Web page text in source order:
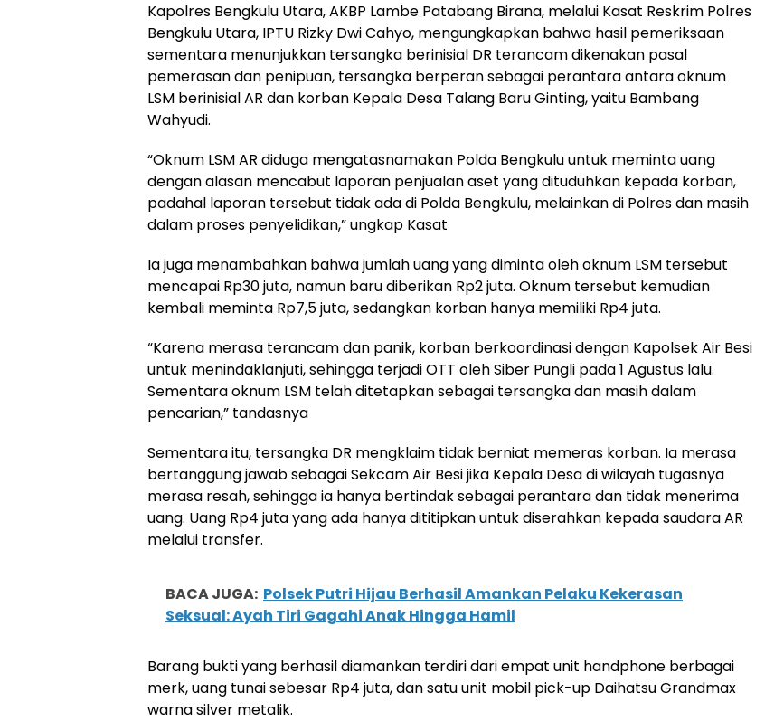
Kapolres Bengkulu Utara, AKBP Lambe Patabang Birana, melalui Kasat Reskrim Polres
Bengkulu Utara, IPTU Rizky Dwi Cahyo, mengungkapkan bahwa hasil pemeriksaan
sementara menunjukkan tersangka berinisial DR terancam dikenakan pasal
pemerasan dan penipuan, tersangka berperan sebagai perantara antara oknum
LSM berinisial AR dan korban Kepala Desa Talang Baru Ginting, yaitu Bambang
Wahyudi.
“Oknum LSM AR diduga mengatasnamakan Polda Bengkulu untuk meminta uang
dengan alasan mencabut laporan penjualan aset yang dituduhkan kepada korban,
padahal laporan tersebut tidak ada di Polda Bengkulu, melainkan di Polres dan masih
dalam proses penyelidikan,” ungkap Kasat
Ia juga menambahkan bahwa jumlah uang yang diminta oleh oknum LSM tersebut
mencapai Rp30 juta, namun baru diberikan Rp2 juta. Oknum tersebut kemudian
kembali meminta Rp7,5 juta, sedangkan korban hanya memiliki Rp4 juta.
“Karena merasa terancam dan panik, korban berkoordinasi dengan Kapolsek Air Besi
untuk menindaklanjuti, sehingga terjadi OTT oleh Siber Pungli pada 1 Agustus lalu.
Sementara oknum LSM telah ditetapkan sebagai tersangka dan masih dalam
pencarian,” tandasnya
Sementara itu, tersangka DR mengklaim tidak berniat memeras korban. Ia merasa
bertanggung jawab sebagai Sekcam Air Besi jika Kepala Desa di wilayah tugasnya
merasa resah, sehingga ia hanya bertindak sebagai perantara dan tidak menerima
uang. Uang Rp4 juta yang ada hanya dititipkan untuk diserahkan kepada saudara AR
melalui transfer.
BACA JUGA: Polsek Putri Hijau Berhasil Amankan Pelaku Kekerasan
Seksual: Ayah Tiri Gagahi Anak Hingga Hamil
Barang bukti yang berhasil diamankan terdiri dari empat unit handphone berbagai
merk, uang tunai sebesar Rp4 juta, dan satu unit mobil pick-up Daihatsu Grandmax
warna silver metalik.